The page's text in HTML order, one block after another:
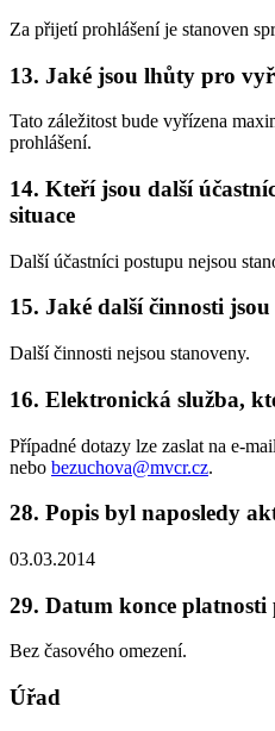
Za přijetí prohlášení je stanoven
13. Jaké jsou lhůty pro
Tato záležitost bude vyřízena
prohlášení.
14. Kteří jsou další
situace
Další účastníci postupu nejsou
15. Jaké další činnosti
Další činnosti nejsou stanoveny.
16. Elektronická služba,
Případné dotazy lze zaslat na e-
nebo bezuchova@mvcr.cz.
28. Popis byl naposledy
03.03.2014
29. Datum konce platnosti
Bez časového omezení.
Úřad